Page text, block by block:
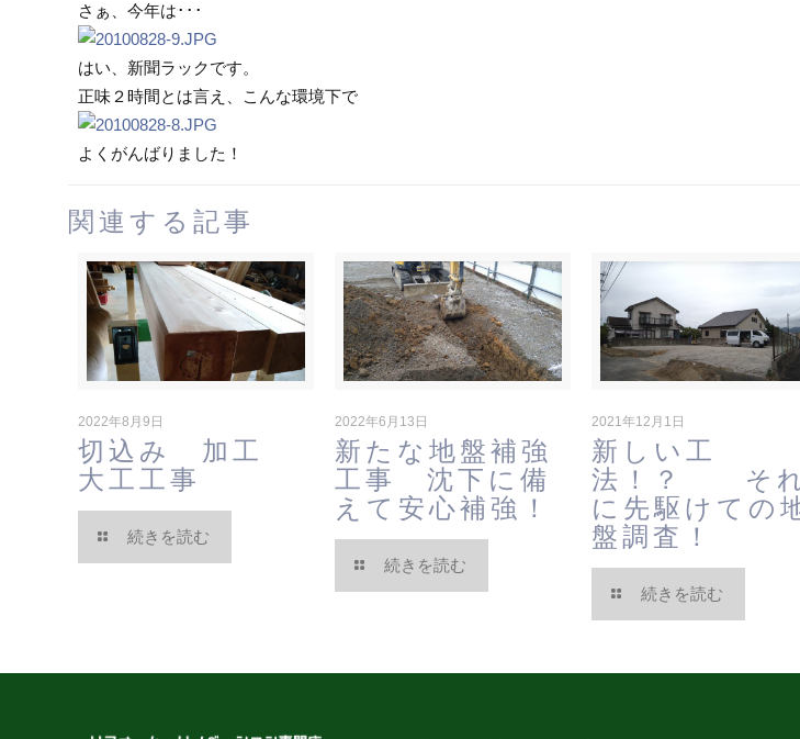
さぁ、今年は･･･
はい、新聞ラックです。
正味２時間とは言え、こんな環境下で
よくがんばりました！
関連する記事
2022年8月9日
切込み 加工
大工工事
続きを読む
2022年6月13日
新たな地盤補強
工事 沈下に備
えて安心補強！
続きを読む
2021年12月1日
新しい工
法！？ そ
に先駆けての
盤調査！
続きを読む